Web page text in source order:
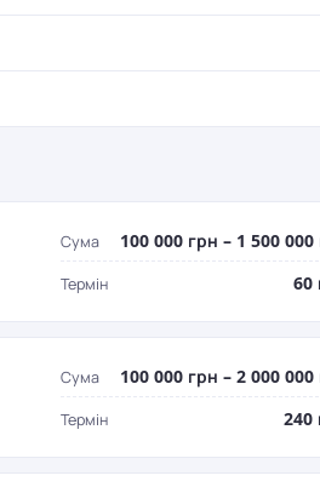
Сума 100 000 грн – 1 500 000
Термін 60
Сума 100 000 грн – 2 000 000
Термін 240